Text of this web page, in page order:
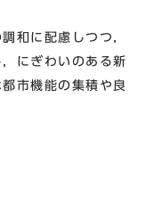
和に配慮しつつ，
にぎわいのある新
市機能の集積や良